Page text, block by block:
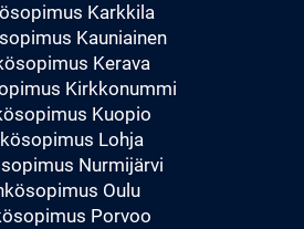
Karkkila
Kauniainen
Kerava
Kirkkonummi
Kuopio
Lohja
Nurmijärvi
Oulu
Porvoo